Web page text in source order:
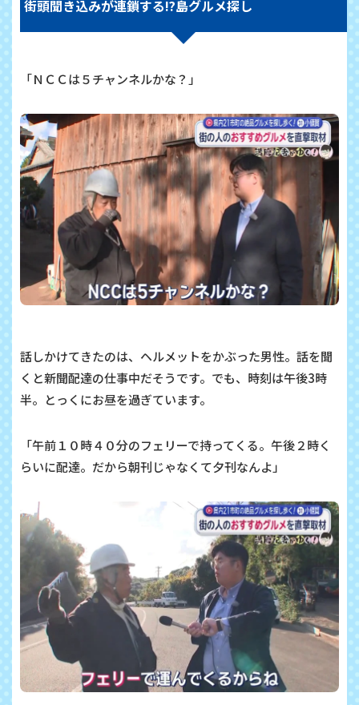
街頭聞き込みが連鎖する⁉島グルメ探し
「ＮＣＣは５チャンネルかな？」
話しかけてきたのは、ヘルメットをかぶった男性。話を聞
くと新聞配達の仕事中だそうです。でも、時刻は午後3時
半。とっくにお昼を過ぎています。
「午前１０時４０分のフェリーで持ってくる。午後２時く
らいに配達。だから朝刊じゃなくて夕刊なんよ」